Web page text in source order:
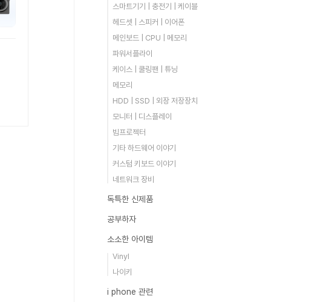
스마트기기 | 충전기 | 케이블
헤드셋 | 스피커 | 이어폰
메인보드 | CPU | 메모리
파워서플라이
케이스 | 쿨링팬 | 튜닝
메모리
HDD | SSD | 외장 저장장치
모니터 | 디스플레이
빔프로젝터
기타 하드웨어 이야기
커스텀 키보드 이야기
네트워크 장비
독특한 신제품
공부하자
소소한 아이템
Vinyl
나이키
i phone 관련